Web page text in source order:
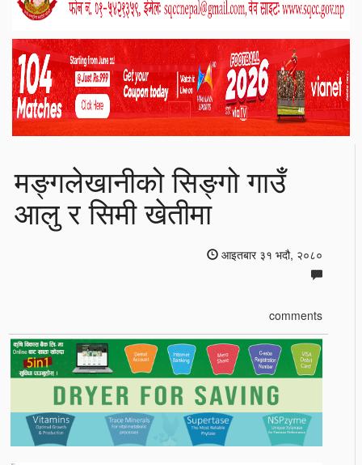
मङ्गलेखानीको सिङ्गो गाउँ
आलु र सिमी खेतीमा
आइतबार ३१ भदौ, २०८०
comments